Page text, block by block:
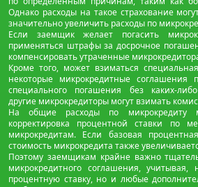
Однако расходы на такое страхование
значительно увеличить расходы по
Если заемщик желает погасить
применяться штрафы за досрочное
компенсировать утраченные
Кроме того, может взиматься
некоторые микрокредитные соглашения
специального погашения без каких-
другие микрокредиторы могут взимать
На общие расходы по микрокредиту
корректировка процентной ставки по
микрокредитам. Если базовая
стоимость микрокредита также
Поэтому заемщикам крайне важно
микрокредитного соглашения,
процентную ставку, но и любые